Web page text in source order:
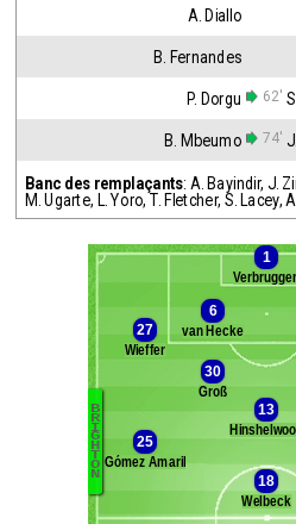
A. Diallo
B. Fernandes
P. Dorgu 62'
B. Mbeumo 74'
Banc des remplaçants: A. Bayindir, J.
M. Ugarte, L. Yoro, T. Fletcher, S. Lacey,